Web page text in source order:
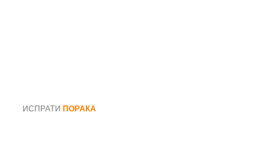
ИСПРАТИ ПОРАКА